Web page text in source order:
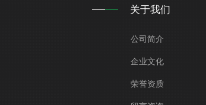
关于我们
公司简介
企业文化
荣誉资质